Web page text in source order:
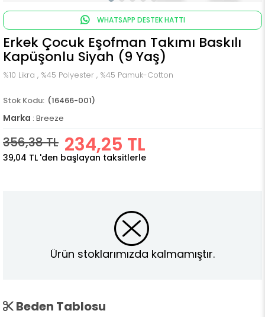
WHATSAPP DESTEK HATTI
Erkek Çocuk Eşofman Takımı Baskılı
Kapüşonlu Siyah (9 Yaş)
%10 Likra , %45 Polyester , %45 Pamuk-Cotton
(16466-001)
Marka : Breeze
356,38 TL 234,25 TL
39,04 TL 'den başlayan taksitlerle
Ürün stoklarımızda kalmamıştır.
Beden Tablosu